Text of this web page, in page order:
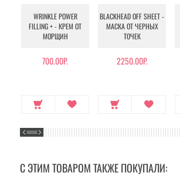
WRINKLE POWER
FILLING + - КРЕМ ОТ
МОРЩИН
700.00Р.
BLACKHEAD OFF SHEET -
МАСКА ОТ ЧЕРНЫХ
ТОЧЕК
2250.00Р.
С ЭТИМ ТОВАРОМ ТАКЖЕ ПОКУПАЛИ: